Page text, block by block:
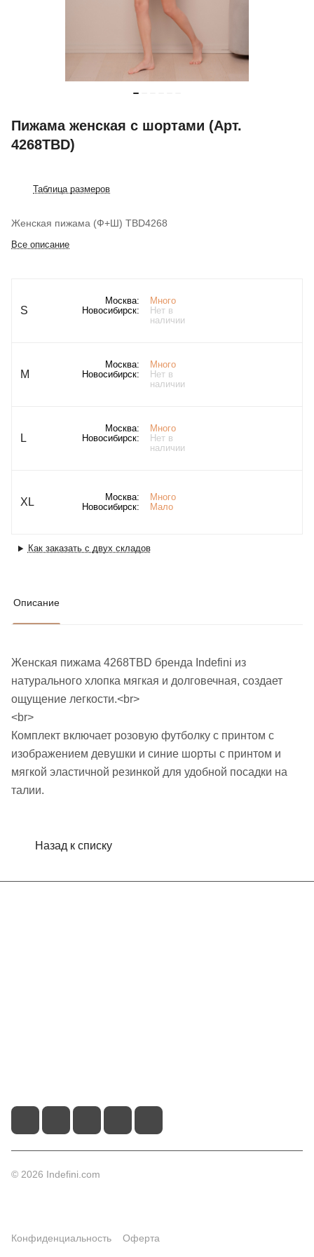
Пижама женская с шортами (Арт.
4268TBD)
Таблица размеров
Женская пижама (Ф+Ш) TBD4268
Все описание
S
Москва:
Много
Новосибирск:
Нет в
наличии
M
Москва:
Много
Новосибирск:
Нет в
наличии
L
Москва:
Много
Новосибирск:
Нет в
наличии
XL Москва:
Много
Новосибирск:
Мало
Как заказать с двух складов
Описание
Женская пижама 4268TBD бренда Indefini из
натурального хлопка мягкая и долговечная, создает
ощущение легкости.<br>
<br>
Комплект включает розовую футболку с принтом с
изображением девушки и синие шорты с принтом и
мягкой эластичной резинкой для удобной посадки на
талии.
Назад к списку
© 2026 Indefini.com
Конфиденциальность Оферта